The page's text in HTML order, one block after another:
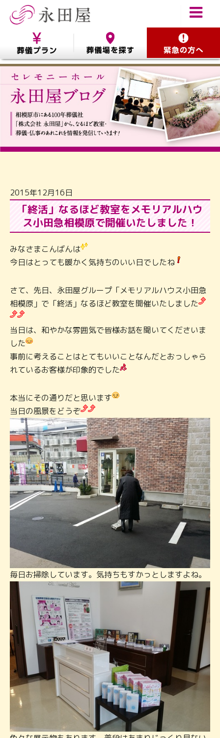
2015年12月16日
「終活」なるほど教室をメモリアルハウ
ス小田急相模原で開催いたしました！
みなさまこんばんは
今日はとっても暖かく気持ちのいい日でしたね
さて、先日、永田屋グループ「メモリアルハウス小田急
相模原」で「終活」なるほど教室を開催いたしました
当日は、和やかな雰囲気で皆様お話を聞いてくださいま
した
事前に考えることはとてもいいことなんだとおっしゃら
れているお客様が印象的でした
本当にその通りだと思います
当日の風景をどうぞ
毎日お掃除しています。気持ちもすかっとしますよね。